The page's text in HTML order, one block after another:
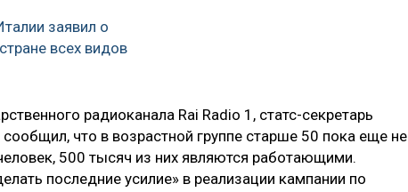
заявил о
всех видов
радиоканала Rai Radio 1, статс-секретарь
что в возрастной группе старше 50 пока еще не
500 тысяч из них являются работающими.
последние усилие» в реализации кампании по